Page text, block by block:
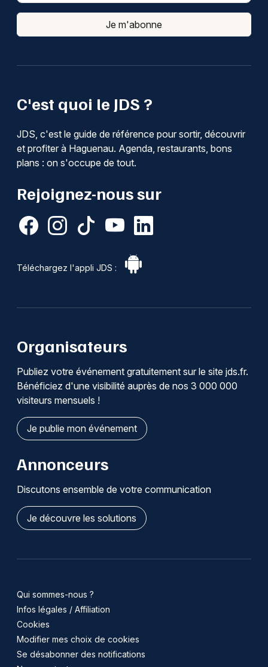
C'est quoi le JDS ?
JDS, c'est le guide de référence pour sortir, découvrir
et profiter à Haguenau. Agenda, restaurants, bons
plans : on s'occupe de tout.
Rejoignez-nous sur
Téléchargez l'appli JDS :
Je m'abonne
Organisateurs
Publiez votre événement gratuitement sur le site jds.fr.
Bénéficiez d'une visibilité auprès de nos 3 000 000
visiteurs mensuels !
Je publie mon événement
Annonceurs
Discutons ensemble de votre communication
Je découvre les solutions
Qui sommes-nous ?
Infos légales / Affiliation
Cookies
Modifier mes choix de cookies
Se désabonner des notifications